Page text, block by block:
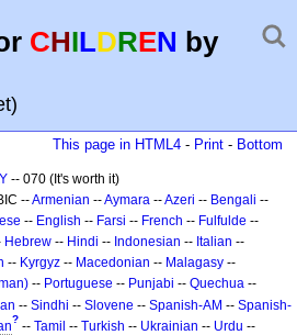
CHILDREN by
This page in HTML4 - Print - Bottom
-- 070 (It's worth it)
--Armenian --Aymara --Azeri -- Bengali --
-- English -- Farsi -- French -- Fulfulde --
Hebrew -- Hindi -- Indonesian -- Italian --
-- Kyrgyz -- Macedonian -- Malagasy --
-- Portuguese -- Punjabi -- Quechua --
-- Sindhi -- Slovene -- Spanish-AM -- Spanish-
? -- Tamil -- Turkish -- Ukrainian -- Urdu --